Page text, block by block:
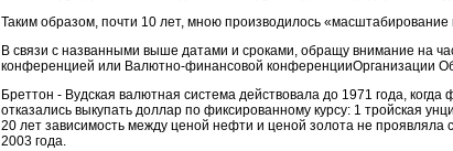
Таким образом, почти 10 лет, мною производилось
В связи с названными выше датами и сроками, обращу внимание на
конференцией или Валютно-финансовой конференцииОрганизации
Бреттон - Вудская валютная система действовала до 1971 года,
отказались выкупать доллар по фиксированному курсу: 1 тройская
20 лет зависимость между ценой нефти и ценой золота не проявляла
2003 года.